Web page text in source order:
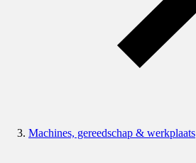
Machines, gereedschap & werkplaats